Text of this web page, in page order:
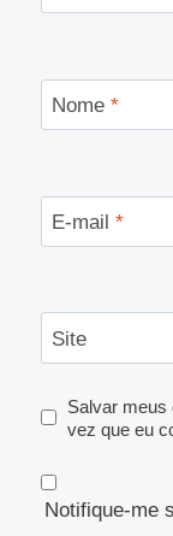
Nome *
E-mail *
Site
Salvar meus
vez que eu
Notifique-me